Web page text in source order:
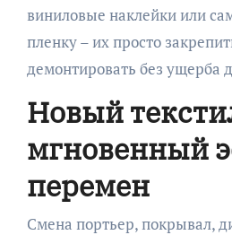
виниловые наклейки или
пленку – их просто
демонтировать без ущерба
Новый
мгновенный
перемен
Смена портьер, покрывал,